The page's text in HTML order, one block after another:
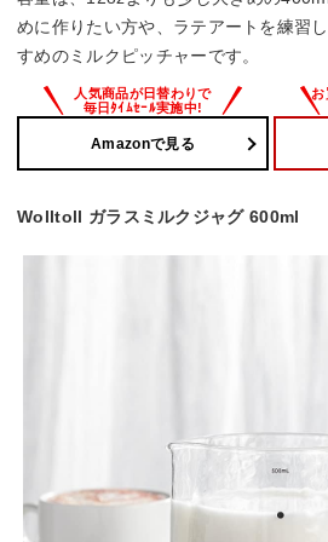
めに作りたい方や、ラテアートを練習
すめのミルクピッチャーです。
Amazonで見る
Wolltoll ガラスミルクジャグ 600ml